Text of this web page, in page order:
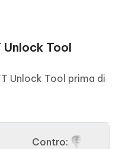
Tool
Unlock Tool prima di
Contro: